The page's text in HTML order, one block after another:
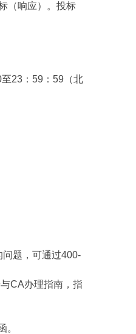
（响应）。投标
23：59：59（北
问题，可通过400-
CA办理指南，指
。